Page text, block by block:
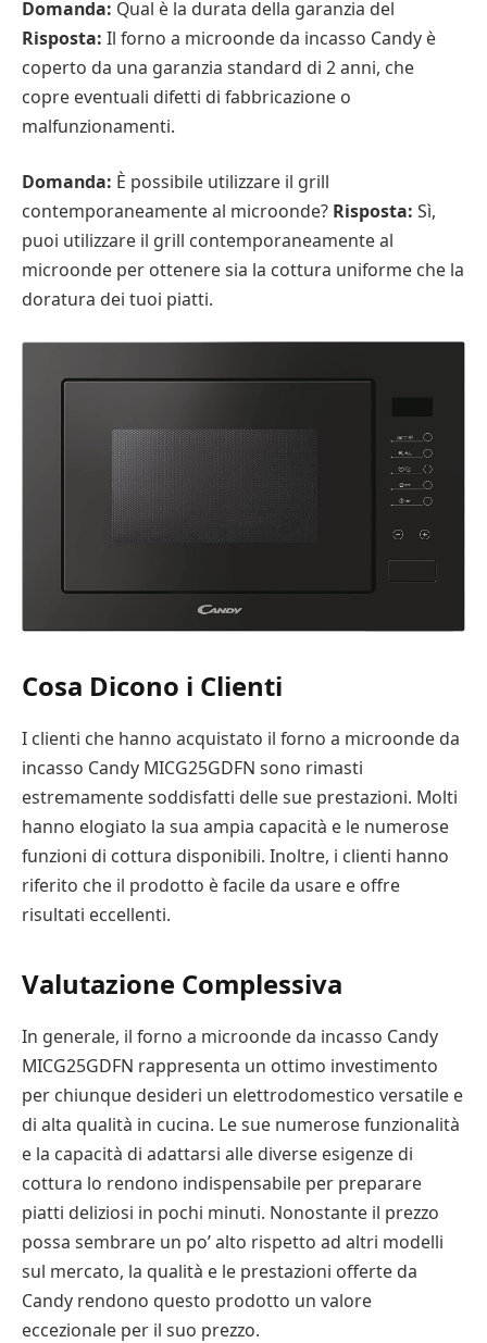
Domanda: Qual è la durata della garanzia del
Risposta: Il forno a microonde da incasso Candy è
coperto da una garanzia standard di 2 anni, che
copre eventuali difetti di fabbricazione o
malfunzionamenti.
Domanda: È possibile utilizzare il grill
contemporaneamente al microonde? Risposta: Sì,
puoi utilizzare il grill contemporaneamente al
microonde per ottenere sia la cottura uniforme che la
doratura dei tuoi piatti.
Cosa Dicono i Clienti
I clienti che hanno acquistato il forno a microonde da
incasso Candy MICG25GDFN sono rimasti
estremamente soddisfatti delle sue prestazioni. Molti
hanno elogiato la sua ampia capacità e le numerose
funzioni di cottura disponibili. Inoltre, i clienti hanno
riferito che il prodotto è facile da usare e offre
risultati eccellenti.
Valutazione Complessiva
In generale, il forno a microonde da incasso Candy
MICG25GDFN rappresenta un ottimo investimento
per chiunque desideri un elettrodomestico versatile e
di alta qualità in cucina. Le sue numerose funzionalità
e la capacità di adattarsi alle diverse esigenze di
cottura lo rendono indispensabile per preparare
piatti deliziosi in pochi minuti. Nonostante il prezzo
possa sembrare un po’ alto rispetto ad altri modelli
sul mercato, la qualità e le prestazioni offerte da
Candy rendono questo prodotto un valore
eccezionale per il suo prezzo.